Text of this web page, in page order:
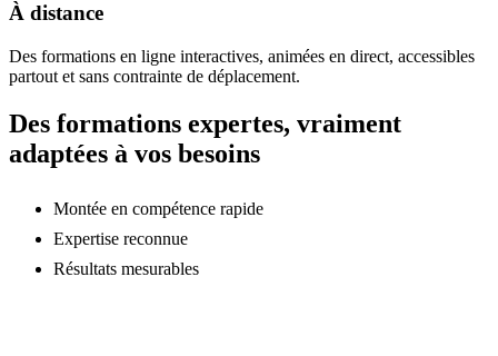
À distance
Des formations en ligne interactives, animées en direct, accessibles
partout et sans contrainte de déplacement.
Des formations expertes, vraiment
adaptées à vos besoins
Montée en compétence rapide
Expertise reconnue
Résultats mesurables